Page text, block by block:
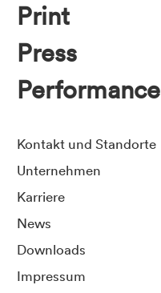
Print
Press
Performance
Kontakt und Standorte
Unternehmen
Karriere
News
Downloads
Impressum